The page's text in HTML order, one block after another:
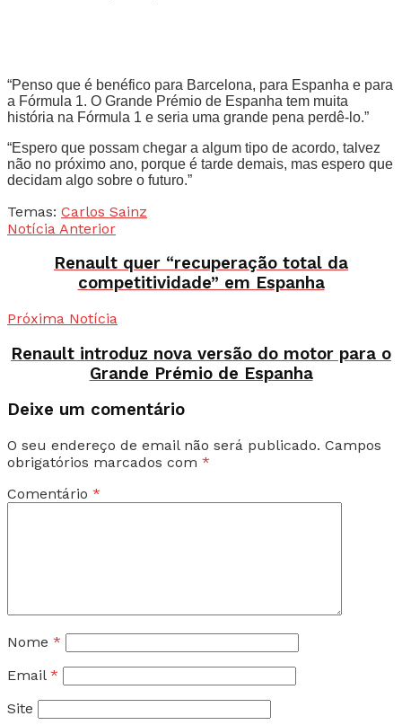
“Penso que é benéfico para Barcelona, para Espanha e para
a Fórmula 1. O Grande Prémio de Espanha tem muita
história na Fórmula 1 e seria uma grande pena perdê-lo.”
“Espero que possam chegar a algum tipo de acordo, talvez
não no próximo ano, porque é tarde demais, mas espero que
decidam algo sobre o futuro.”
Temas: Carlos Sainz
Notícia Anterior
Renault quer “recuperação total da
competitividade” em Espanha
Próxima Notícia
Renault introduz nova versão do motor para o
Grande Prémio de Espanha
Deixe um comentário
O seu endereço de email não será publicado. Campos
obrigatórios marcados com *
Comentário *
Nome *
Email *
Site